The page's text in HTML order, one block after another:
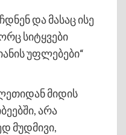
და მასაც ისე
სიტყვები
უფლებები“
მიდის
არა
მუდმივი,